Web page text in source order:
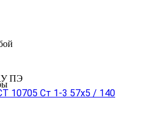
ПЭ
10705 Ст 1-3 57x5 / 140